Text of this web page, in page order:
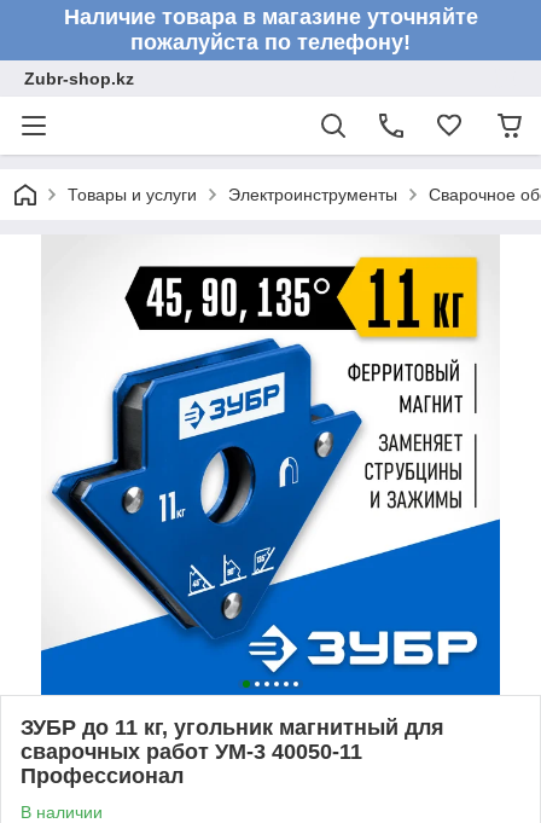
Наличие товара в магазине уточняйте
пожалуйста по телефону!
Zubr-shop.kz
Товары и услуги Электроинструменты Сварочное
ЗУБР до 11 кг, угольник магнитный для
сварочных работ УМ-3 40050-11
Профессионал
В наличии